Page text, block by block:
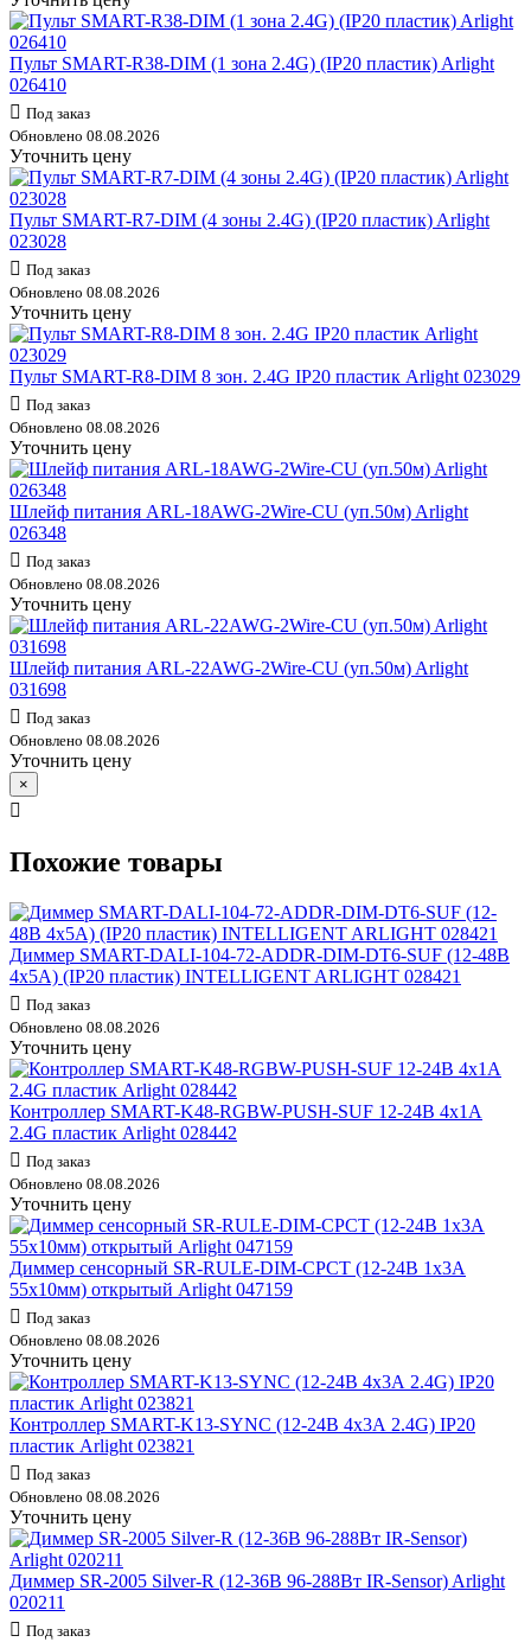
Пульт SMART-R38-DIM (1 зона 2.4G) (IP20 пластик) Arlight
026410
Под заказ
Обновлено 08.08.2026
Уточнить цену
Пульт SMART-R7-DIM (4 зоны 2.4G) (IP20 пластик) Arlight
023028
Под заказ
Обновлено 08.08.2026
Уточнить цену
Пульт SMART-R8-DIM 8 зон. 2.4G IP20 пластик Arlight 023029
Под заказ
Обновлено 08.08.2026
Уточнить цену
Шлейф питания ARL-18AWG-2Wire-CU (уп.50м) Arlight
026348
Под заказ
Обновлено 08.08.2026
Уточнить цену
Шлейф питания ARL-22AWG-2Wire-CU (уп.50м) Arlight
031698
Под заказ
Обновлено 08.08.2026
Уточнить цену
×
Похожие товары
Диммер SMART-DALI-104-72-ADDR-DIM-DT6-SUF (12-48В
4х5А) (IP20 пластик) INTELLIGENT ARLIGHT 028421
Под заказ
Обновлено 08.08.2026
Уточнить цену
Контроллер SMART-K48-RGBW-PUSH-SUF 12-24В 4х1А
2.4G пластик Arlight 028442
Под заказ
Обновлено 08.08.2026
Уточнить цену
Диммер сенсорный SR-RULE-DIM-CPCT (12-24В 1х3А
55х10мм) открытый Arlight 047159
Под заказ
Обновлено 08.08.2026
Уточнить цену
Контроллер SMART-K13-SYNC (12-24В 4х3А 2.4G) IP20
пластик Arlight 023821
Под заказ
Обновлено 08.08.2026
Уточнить цену
Диммер SR-2005 Silver-R (12-36В 96-288Вт IR-Sensor) Arlight
020211
Под заказ